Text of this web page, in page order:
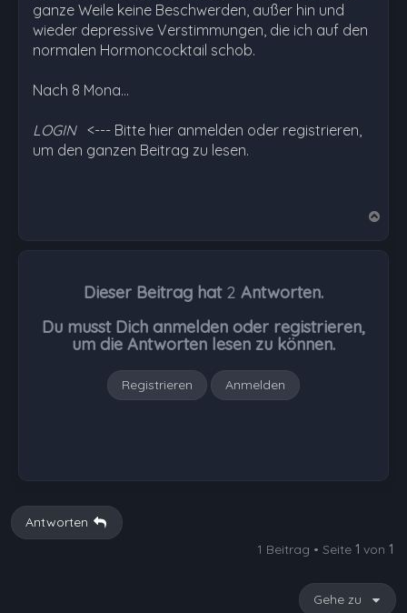
ganze Weile keine Beschwerden, außer hin und
wieder depressive Verstimmungen, die ich auf den
normalen Hormoncocktail schob.
Nach 8 Mona…
LOGIN <--- Bitte hier anmelden oder registrieren,
um den ganzen Beitrag zu lesen.
Dieser Beitrag hat 2 Antworten.
Du musst Dich anmelden oder registrieren,
um die Antworten lesen zu können.
Registrieren Anmelden
Antworten
1 Beitrag • Seite 1 von 1
Gehe zu